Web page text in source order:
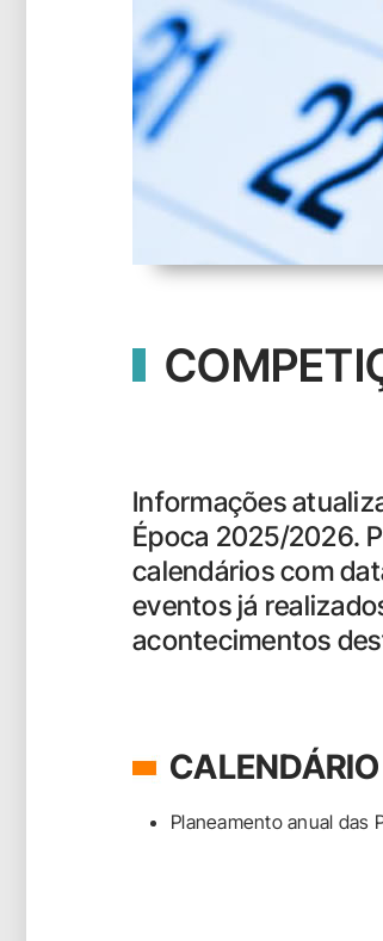
Informações
Época 2025/2026.
calendários com
eventos já
acontecimentos
Planeamento anual das